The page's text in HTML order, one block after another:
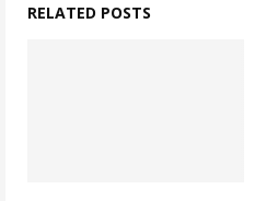
RELATED POSTS